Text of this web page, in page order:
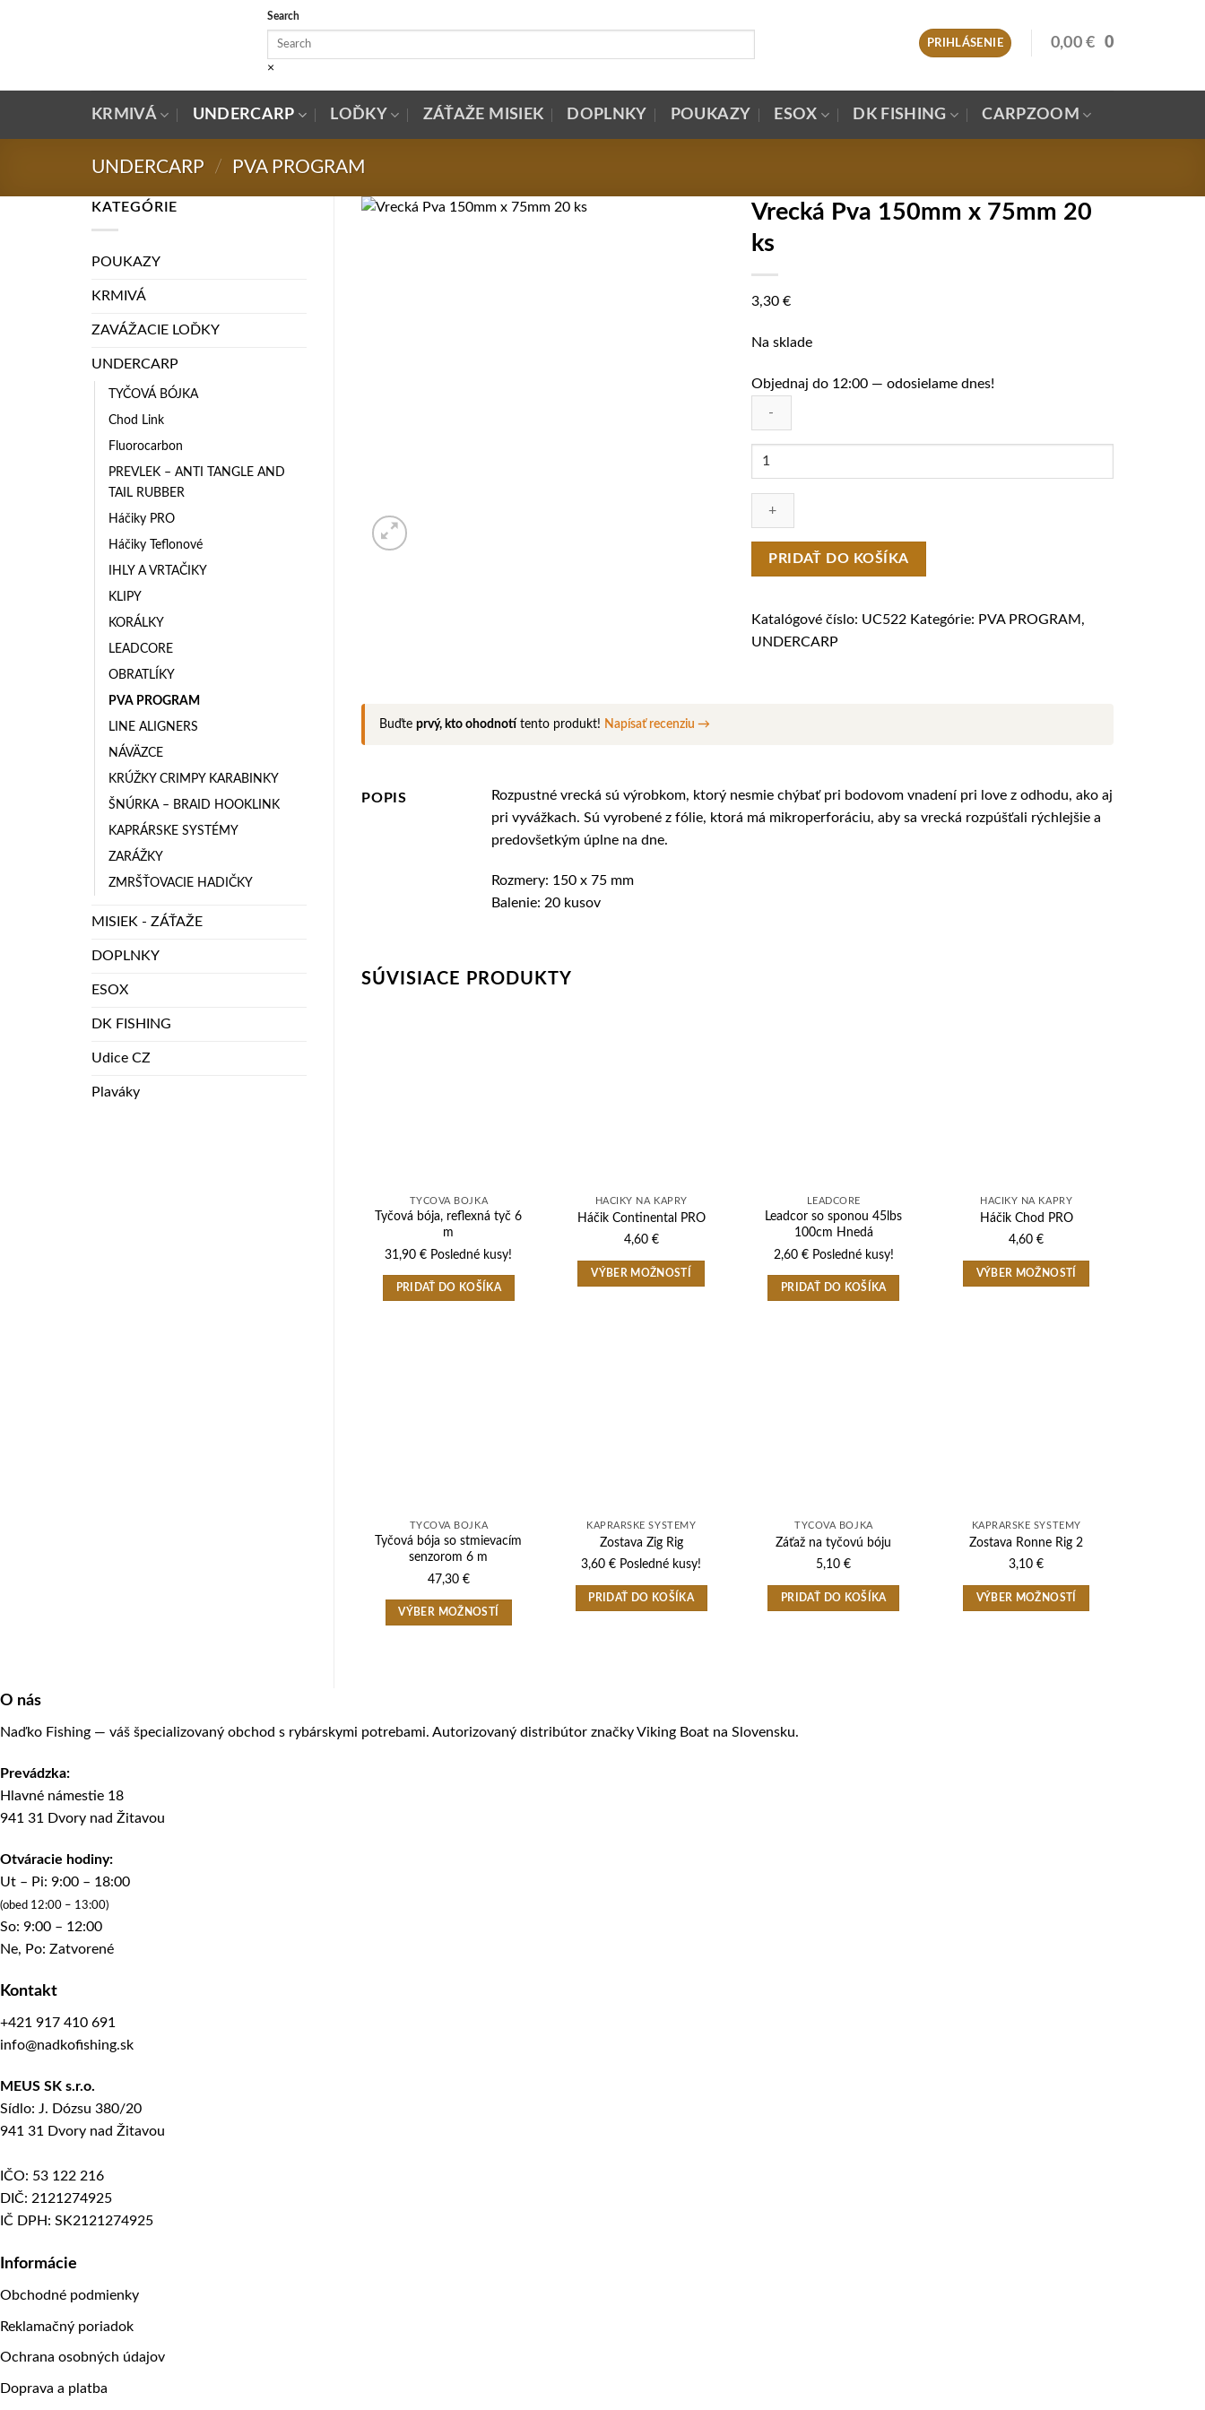
Search
×
PRIHLÁSENIE 0,00€ 0
KRMIVÁ UNDERCARP LOĎKY ZÁŤAŽE MISIEK DOPLNKY POUKAZY ESOX DK FISHING CARPZOOM
UNDERCARP / PVA PROGRAM
KATEGÓRIE
POUKAZY
KRMIVÁ
ZAVÁŽACIE LOĎKY
UNDERCARP
TYČOVÁ BÓJKA
Chod Link
Fluorocarbon
PREVLEK – ANTI TANGLE AND
TAIL RUBBER
Háčiky PRO
Háčiky Teflonové
IHLY A VRTAČIKY
KLIPY
KORÁLKY
LEADCORE
OBRATLÍKY
PVA PROGRAM
LINE ALIGNERS
NÁVÄZCE
KRÚŽKY CRIMPY KARABINKY
ŠNÚRKA – BRAID HOOKLINK
KAPRÁRSKE SYSTÉMY
ZARÁŽKY
ZMRŠŤOVACIE HADIČKY
MISIEK - ZÁŤAŽE
DOPLNKY
ESOX
DK FISHING
Udice CZ
Plaváky
Vrecká Pva 150mm x 75mm 20
ks
3,30 €
Na sklade
Objednaj do 12:00 — odosielame dnes!
množstvo
Pva
150mm
75mm
20
PRIDAŤ DO KOŠÍKA
Katalógové číslo: UC522 Kategórie: PVA PROGRAM ,
UNDERCARP
Buďte prvý, kto ohodnotí tento produkt! Napísať recenziu →
POPIS
Rozpustné vrecká sú výrobkom, ktorý nesmie chýbať pri bodovom vnadení pri love z odhodu, ako aj
pri vyvážkach. Sú vyrobené z fólie, ktorá má mikroperforáciu, aby sa vrecká rozpúšťali rýchlejšie a
predovšetkým úplne na dne.
Rozmery: 150 x 75 mm
Balenie: 20 kusov
SÚVISIACE PRODUKTY
TYČOVÁ BÓJKA
Tyčová bója, reflexná tyč 6
m
31,90€ Posledné kusy!
PRIDAŤ DO KOŠÍKA
HÁČIKY NA KAPRY
Háčik Continental PRO
4,60 €
VÝBER MOŽNOSTÍ
produktu.
LEADCORE
Leadcor so sponou 45lbs
100cm Hnedá
2,60 € Posledné kusy!
PRIDAŤ DO KOŠÍKA
HÁČIKY NA KAPRY
Háčik Chod PRO
4,60€
VÝBER MOŽNOSTÍ
produktu.
TYČOVÁ BÓJKA
Tyčová bója so stmievacím
senzorom 6 m
47,30 €
VÝBER MOŽNOSTÍ
Možnosti
KAPRÁRSKE SYSTÉMY
Zostava Zig Rig
3,60€ Posledné kusy!
PRIDAŤ DO KOŠÍKA
TYČOVÁ BÓJKA
Záťaž na tyčovú bóju
5,10€
PRIDAŤ DO KOŠÍKA
KAPRÁRSKE SYSTÉMY
Zostava Ronne Rig 2
3,10€
VÝBER MOŽNOSTÍ
O nás
Naďko Fishing — váš špecializovaný obchod s rybárskymi potrebami. Autorizovaný distribútor značky Viking Boat na Slovensku.
Prevádzka:
Hlavné námestie 18
941 31 Dvory nad Žitavou
Otváracie hodiny:
Ut – Pi: 9:00 – 18:00
(obed 12:00 – 13:00)
So: 9:00 – 12:00
Ne, Po: Zatvorené
Kontakt
+421 917 410 691
info@nadkofishing.sk
MEUS SK s.r.o.
Sídlo: J. Dózsu 380/20
941 31 Dvory nad Žitavou
IČO: 53 122 216
DIČ: 2121274925
IČ DPH: SK2121274925
Informácie
Obchodné podmienky
Reklamačný poriadok
Ochrana osobných údajov
Doprava a platba